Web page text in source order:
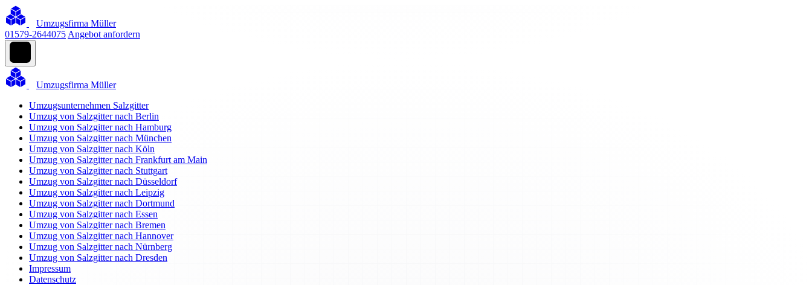
Umzugsfirma Müller
01579-2644075 Angebot anfordern
Umzugsfirma Müller
Umzugsunternehmen Salzgitter
Umzug von Salzgitter nach Berlin
Umzug von Salzgitter nach Hamburg
Umzug von Salzgitter nach München
Umzug von Salzgitter nach Köln
Umzug von Salzgitter nach Frankfurt am Main
Umzug von Salzgitter nach Stuttgart
Umzug von Salzgitter nach Düsseldorf
Umzug von Salzgitter nach Leipzig
Umzug von Salzgitter nach Dortmund
Umzug von Salzgitter nach Essen
Umzug von Salzgitter nach Bremen
Umzug von Salzgitter nach Hannover
Umzug von Salzgitter nach Nürnberg
Umzug von Salzgitter nach Dresden
Impressum
Datenschutz